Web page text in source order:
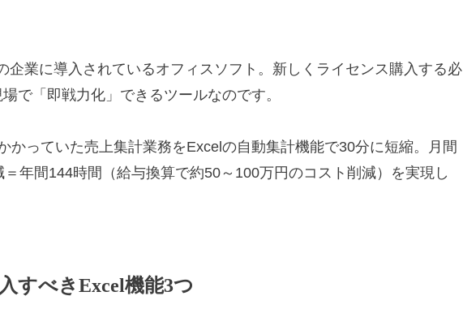
企業に導入されているオフィスソフト。新しくライセンス購入する必
で「即戦力化」できるツールなのです。
かっていた売上集計業務をExcelの自動集計機能で30分に短縮。月間
年間144時間（給与換算で約50～100万円のコスト削減）を実現し
すべきExcel機能3つ